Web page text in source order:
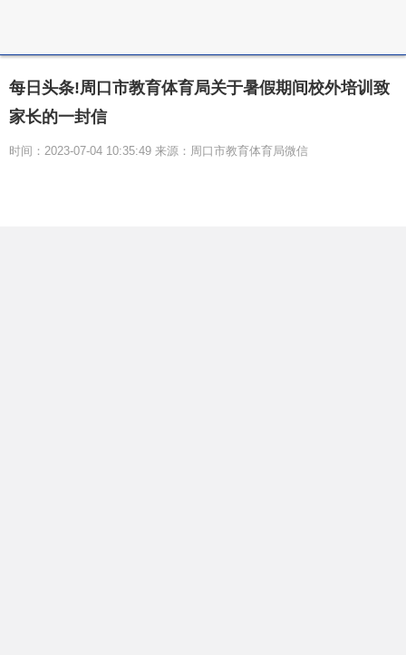
每日头条!周口市教育体育局关于暑假期间校外培训致
家长的一封信
时间：2023-07-04 10:35:49 来源：周口市教育体育局微信